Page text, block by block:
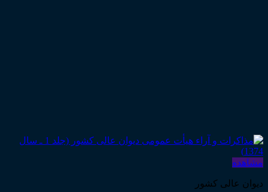
مشاهده
دیوان عالی کشور